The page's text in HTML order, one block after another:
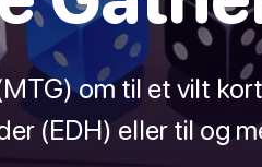
om til et vilt
(EDH) eller til og